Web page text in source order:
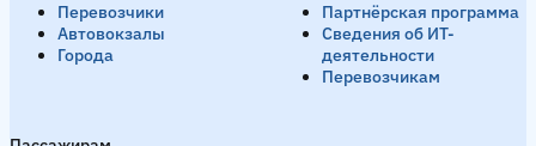
Перевозчики
Автовокзалы
Города
Партнёрская программа
Сведения об ИТ-
деятельности
Перевозчикам